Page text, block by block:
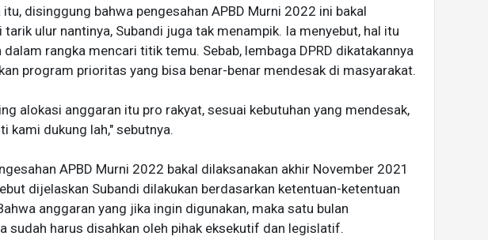
itu, disinggung bahwa pengesahan APBD Murni 2022 ini bakal
tarik ulur nantinya, Subandi juga tak menampik. Ia menyebut, hal itu
dalam rangka mencari titik temu. Sebab, lembaga DPRD dikatakannya
program prioritas yang bisa benar-benar mendesak di masyarakat.
alokasi anggaran itu pro rakyat, sesuai kebutuhan yang mendesak,
kami dukung lah," sebutnya.
APBD Murni 2022 bakal dilaksanakan akhir November 2021
dijelaskan Subandi dilakukan berdasarkan ketentuan-ketentuan
anggaran yang jika ingin digunakan, maka satu bulan
sudah harus disahkan oleh pihak eksekutif dan legislatif.